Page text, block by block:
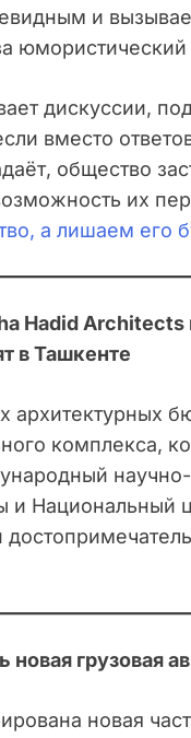
и
юмористический
дискуссии,
вместо
общество
их
а лишаем его
Hadid Architects
в Ташкенте
архитектурных
комплекса,
и Национальный
новая грузовая
новая